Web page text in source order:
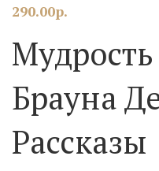
290.00р.
Брауна
Рассказы